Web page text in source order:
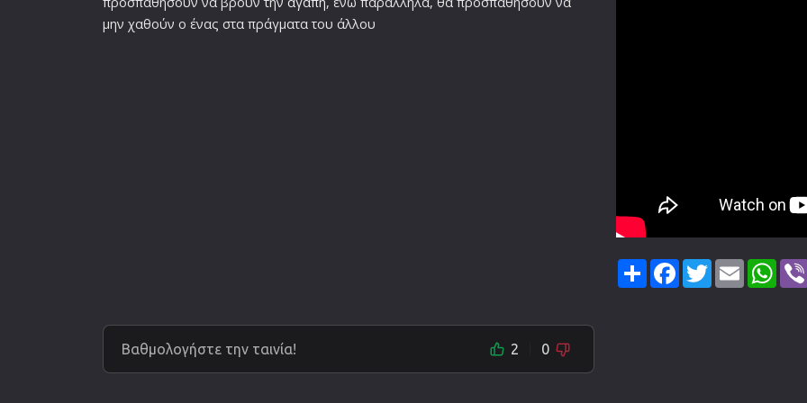
μην χαθούν ο ένας στα πράγματα του άλλου
Βαθμολογήστε την ταινία! 2 0
ShareFacebook
TwitterEmail